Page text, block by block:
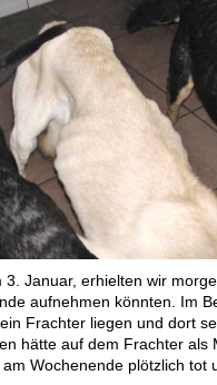
3. Januar, erhielten wir
aufnehmen könnten. Im
Frachter liegen und dort
hätte auf dem Frachter als
Wochenende plötzlich tot